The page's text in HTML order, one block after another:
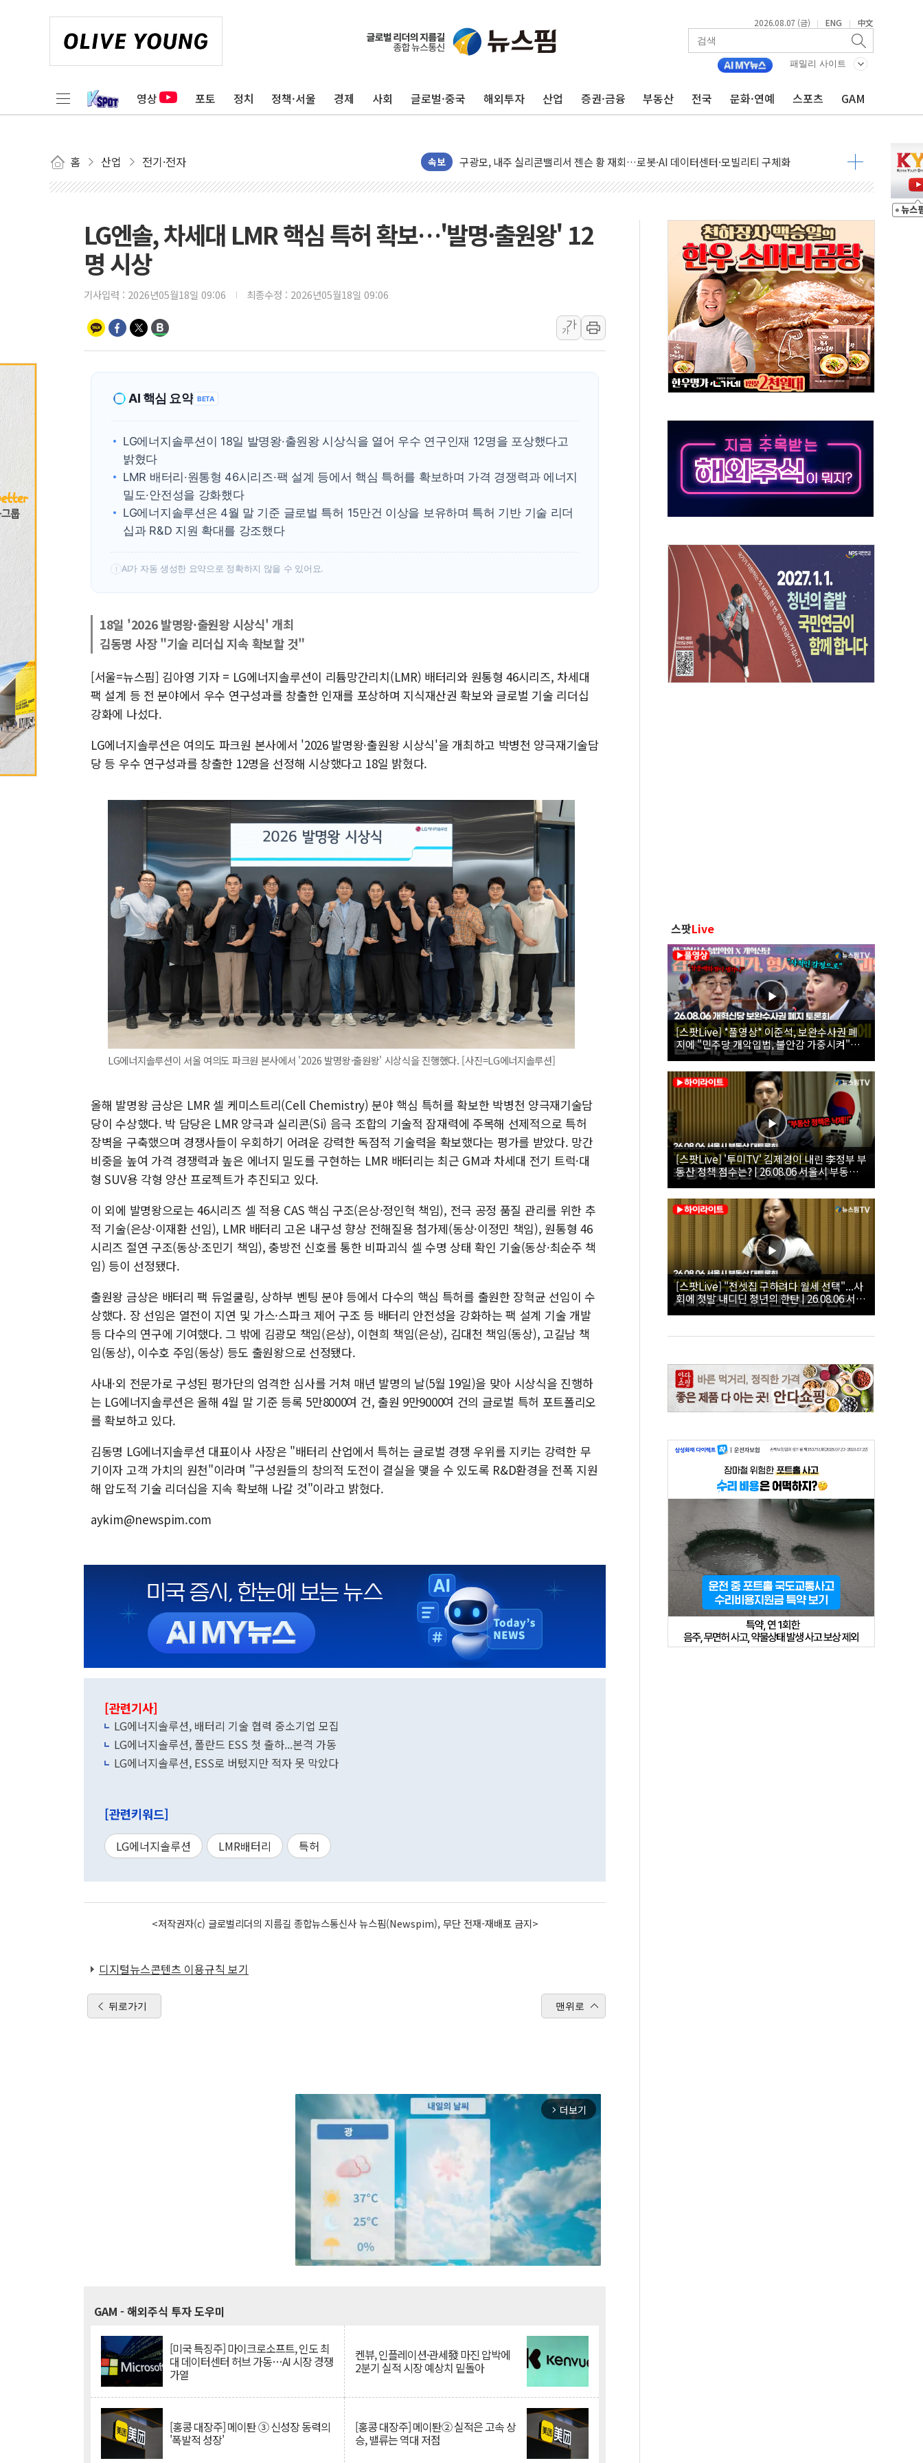
2026.08.07 (금) | ENG | 中文
패밀리 사이트
영상 포토 정치 정책·서울 경제 사회 글로벌·중국 해외투자 산업 증권·금융 부동산 전국 문화·연예 스포츠 GAM
홈 산업 전기·전자 속보
유럽증시, 견조한 실적 소화하며 대부분 상승… "2분기 기업 순이익 21% 증가" 전망
리투아니아 국방 "러, 우크라 드론으로 나토 회원국 공격 검토… 거짓 깃발 작전"
뉴욕증시 개장 전 특징주...모더나·아이온큐·도어대시↑ VS 샌디스크·피그마·앱러빈↓
김정관 장관 "영업이익 N% 성과급 반대…상법·자본시장법 개정 논의"
청와대, 북한 단거리 탄도미사일 발사에 긴급 안보 점검회의
금값 7주 만에 최고…美 고용 둔화·호르무즈 재개방 기대에 강세
[인도증시] 중동 긴장 완화에 실적 호조까지, 상승...호실적 보고 기업 상승세 뚜렷
러, 1인칭시점 드론으로 우크라 민간인 '사파리' 공격… 시민들 공포감 극대화 전략
[베트남 증시] 지수 하락 속 'DGC' 임시 주총 기대감에 홀로 상한가…마진 잔액은 사상 최고
'월가의 황제' 다이먼 "금융시장 레버리지 위험수위…숨은 차입이 더 큰 변수"
양주 섬유염색공장서 화재 1명 중상…대응 1단계 진압 중
김정관 산업부 장관 "주 52시간 손봐야, 경쟁상대 中과 비교해야"
해군 1함대 창설 80주년…지역과 함께하는 '선봉'의 대민 봉사
동해해경, 독도 해상서 부유물 감긴 어선 구조
주한미군 "오산기지 누출, 백린 아닌 무해한 표면 부식 물질"
구미 폐염산처리업체서 불 2시간30여분만에 진화...외국인 노동자 숨져
LG엔솔, 차세대 LMR 핵심 특허 확보…'발명·출원왕' 12
명 시상
기사입력 : 2026년05월18일 09:06 최종수정 : 2026년05월18일 09:06
가
가
AI 핵심 요약 BETA
LG에너지솔루션이 18일 발명왕·출원왕 시상식을 열어 우수 연구인재 12명을 포상했다고
밝혔다
LMR 배터리·원통형 46시리즈·팩 설계 등에서 핵심 특허를 확보하며 가격 경쟁력과 에너지
밀도·안전성을 강화했다
LG에너지솔루션은 4월 말 기준 글로벌 특허 15만건 이상을 보유하며 특허 기반 기술 리더
십과 R&D 지원 확대를 강조했다
! AI가 자동 생성한 요약으로 정확하지 않을 수 있어요.
18일 '2026 발명왕·출원왕 시상식' 개최
김동명 사장 "기술 리더십 지속 확보할 것"
[서울=뉴스핌] 김아영 기자 = LG에너지솔루션이 리튬망간리치(LMR) 배터리와 원통형 46시리즈, 차세대
팩 설계 등 전 분야에서 우수 연구성과를 창출한 인재를 포상하며 지식재산권 확보와 글로벌 기술 리더십
강화에 나섰다.
LG에너지솔루션은 여의도 파크원 본사에서 '2026 발명왕·출원왕 시상식'을 개최하고 박병천 양극재기술담
당 등 우수 연구성과를 창출한 12명을 선정해 시상했다고 18일 밝혔다.
LG에너지솔루션이 서울 여의도 파크원 본사에서 '2026 발명왕·출원왕' 시상식을 진행했다. [사진=LG에너지솔루션]
올해 발명왕 금상은 LMR 셀 케미스트리(Cell Chemistry) 분야 핵심 특허를 확보한 박병천 양극재기술담
당이 수상했다. 박 담당은 LMR 양극과 실리콘(Si) 음극 조합의 기술적 잠재력에 주목해 선제적으로 특허
장벽을 구축했으며 경쟁사들이 우회하기 어려운 강력한 독점적 기술력을 확보했다는 평가를 받았다. 망간
비중을 높여 가격 경쟁력과 높은 에너지 밀도를 구현하는 LMR 배터리는 최근 GM과 차세대 전기 트럭·대
형 SUV용 각형 양산 프로젝트가 추진되고 있다.
이 외에 발명왕으로는 46시리즈 셀 적용 CAS 핵심 구조(은상·정인혁 책임), 전극 공정 품질 관리를 위한 추
적 기술(은상·이재환 선임), LMR 배터리 고온 내구성 향상 전해질용 첨가제(동상·이정민 책임), 원통형 46
시리즈 절연 구조(동상·조민기 책임), 충방전 신호를 통한 비파괴식 셀 수명 상태 확인 기술(동상·최순주 책
임) 등이 선정됐다.
출원왕 금상은 배터리 팩 듀얼쿨링, 상하부 벤팅 분야 등에서 다수의 핵심 특허를 출원한 장혁균 선임이 수
상했다. 장 선임은 열전이 지연 및 가스·스파크 제어 구조 등 배터리 안전성을 강화하는 팩 설계 기술 개발
등 다수의 연구에 기여했다. 그 밖에 김광모 책임(은상), 이현희 책임(은상), 김대천 책임(동상), 고길남 책
임(동상), 이수호 주임(동상) 등도 출원왕으로 선정됐다.
사내·외 전문가로 구성된 평가단의 엄격한 심사를 거쳐 매년 발명의 날(5월 19일)을 맞아 시상식을 진행하
는 LG에너지솔루션은 올해 4월 말 기준 등록 5만8000여 건, 출원 9만9000여 건의 글로벌 특허 포트폴리오
를 확보하고 있다.
김동명 LG에너지솔루션 대표이사 사장은 "배터리 산업에서 특허는 글로벌 경쟁 우위를 지키는 강력한 무
기이자 고객 가치의 원천"이라며 "구성원들의 창의적 도전이 결실을 맺을 수 있도록 R&D환경을 전폭 지원
해 압도적 기술 리더십을 지속 확보해 나갈 것"이라고 밝혔다.
aykim@newspim.com
[관련기사]
LG에너지솔루션, 배터리 기술 협력 중소기업 모집
LG에너지솔루션, 폴란드 ESS 첫 출하...본격 가동
LG에너지솔루션, ESS로 버텼지만 적자 못 막았다
[관련키워드]
LG에너지솔루션 LMR배터리 특허
<저작권자(c) 글로벌리더의 지름길 종합뉴스통신사 뉴스핌(Newspim), 무단 전재-재배포 금지>
디지털뉴스콘텐츠 이용규칙 보기
뒤로가기 맨위로
arrow_forward_ios 더보기
GAM - 해외주식 투자 도우미
[미국 특징주] 마이크로소프트, 인도 최
대 데이터센터 허브 가동…AI 시장 경쟁
가열
켄뷰, 인플레이션·관세發 마진 압박에
2분기 실적 시장 예상치 밑돌아
[홍콩 대장주] 메이퇀 ③ 신성장 동력의
'폭발적 성장'
[홍콩 대장주] 메이퇀② 실적은 고속 상
승, 밸류는 역대 저점
스팟Live
[스팟Live] *풀영상* 이준석, 보완수사권 폐
지에 "민주당 개악입법, 불안감 가중시켜"｜
26.08.06 개혁신당 보완수사권 폐지 토론회
[스팟Live] '투미TV' 김제경이 내린 李정부 부
동산 정책 점수는? | 26.08.06 서울시 부동산
대토론회
[스팟Live] "전셋집 구하려다 월세 선택"...사
회에 첫발 내디딘 청년의 한탄 | 26.08.06 서울
시 부동산 대토론회